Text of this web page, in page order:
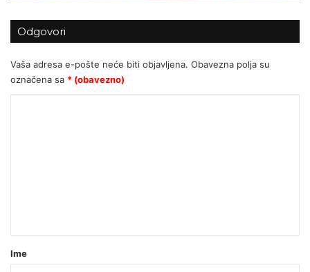
Europa guši samu sebe: Zbog EU
regulative, njemačka autoindustrija
Odgovori
Vaša adresa e-pošte neće biti objavljena. Obavezna polja su
označena sa * (obavezno)
rIme